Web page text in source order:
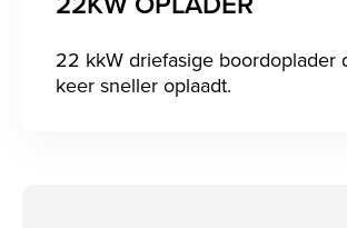
22 kkW driefasige boordoplader
keer sneller oplaadt.